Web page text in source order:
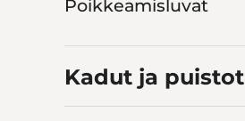
Poikkeamisluvat
Kadut ja puistot